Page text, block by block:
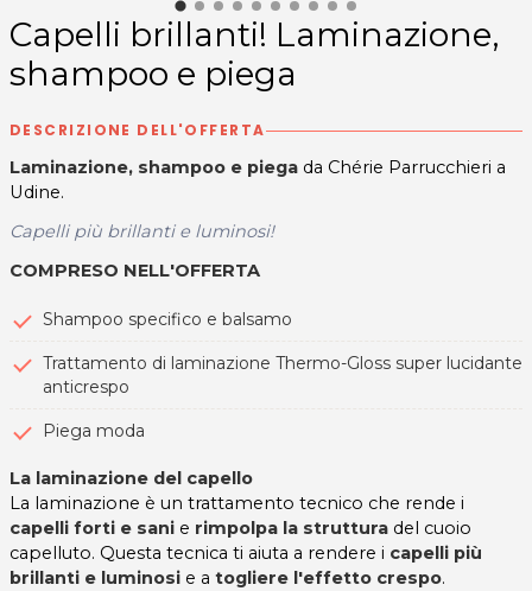
Capelli brillanti! Laminazione,
shampoo e piega
DESCRIZIONE DELL'OFFERTA
Laminazione, shampoo e piega da Chérie Parrucchieri a
Udine.
Capelli più brillanti e luminosi!
COMPRESO NELL'OFFERTA
Shampoo specifico e balsamo
Trattamento di laminazione Thermo-Gloss super lucidante
anticrespo
Piega moda
La laminazione del capello
La laminazione è un trattamento tecnico che rende i
capelli forti e sani e rimpolpa la struttura del cuoio
capelluto. Questa tecnica ti aiuta a rendere i capelli più
brillanti e luminosi e a togliere l'effetto crespo.